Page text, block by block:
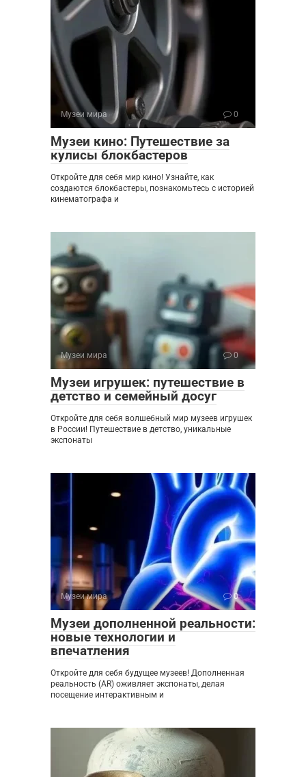
Музеи мира 0
Музеи кино: Путешествие за
кулисы блокбастеров
Откройте для себя мир кино! Узнайте, как
создаются блокбастеры, познакомьтесь с историей
кинематографа и
Музеи мира 0
Музеи игрушек: путешествие в
детство и семейный досуг
Откройте для себя волшебный мир музеев игрушек
в России! Путешествие в детство, уникальные
экспонаты
Музеи мира 0
Музеи дополненной реальности:
новые технологии и
впечатления
Откройте для себя будущее музеев! Дополненная
реальность (AR) оживляет экспонаты, делая
посещение интерактивным и